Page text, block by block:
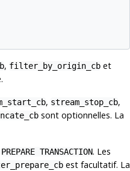
, filter_by_origin_cb et
, stream_stop_cb,
sont optionnelles. La
PREPARE TRANSACTION. Les
est facultatif. La